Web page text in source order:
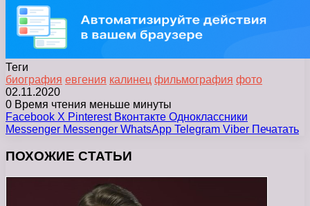
Теги
биография евгения калинец фильмография фото
02.11.2020
0 Время чтения меньше минуты
Facebook X Pinterest Вконтакте Одноклассники
Messenger Messenger WhatsApp Telegram Viber Печатать
ПОХОЖИЕ СТАТЬИ